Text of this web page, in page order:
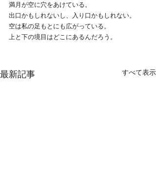
満月が空に穴をあけている。
出口かもしれないし、入り口かもしれない。
空は私の足もとにも広がっている。
上と下の境目はどこにあるんだろう。
最新記事 すべて表示